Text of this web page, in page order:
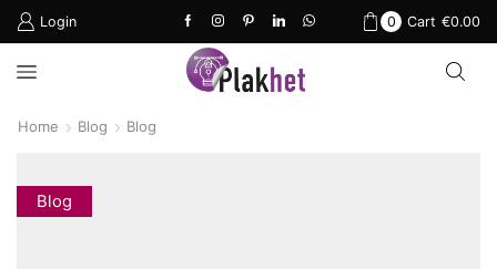
Login 0 Cart €0.00
Home Blog Blog
Blog